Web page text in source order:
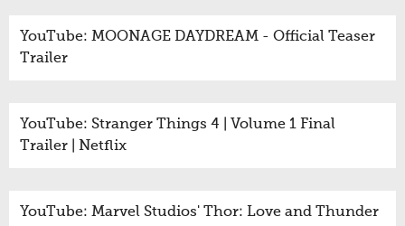
YouTube: MOONAGE DAYDREAM - Official Teaser
Trailer
YouTube: Stranger Things 4 | Volume 1 Final
Trailer | Netflix
YouTube: Marvel Studios' Thor: Love and Thunder